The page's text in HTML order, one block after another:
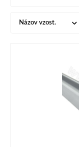
Názov vzost.